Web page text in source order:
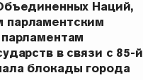
Наций,
в связи с 85-й
блокады города